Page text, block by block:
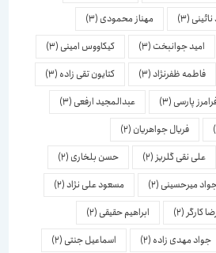
(3) مهناز محمودی(3)
امید جوانبخت(3) کیکاووس امینی(3)
فاطمه ظفرنژاد(3) کتایون تقی زاده(3)
پارسی(3) عبدالمجید ارفعی(3)
فریال جواهریان(2)
علی نقی گلریز(2) حسن بلخاری(2)
میرحسینی(2) مسعود علی نژاد (2)
(2) ابراهیم حقیقی(2)
مهدی زاده(2) اسماعیل جنتی(2)